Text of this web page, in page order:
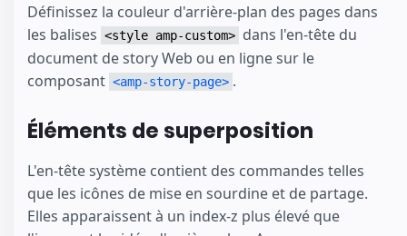
Définissez la couleur d'arrière-plan des pages dans
les balises <style amp-custom> dans l'en-tête du
document de story Web ou en ligne sur le
composant <amp-story-page> .
Éléments de superposition
L'en-tête système contient des commandes telles
que les icônes de mise en sourdine et de partage.
Elles apparaissent à un index-z plus élevé que